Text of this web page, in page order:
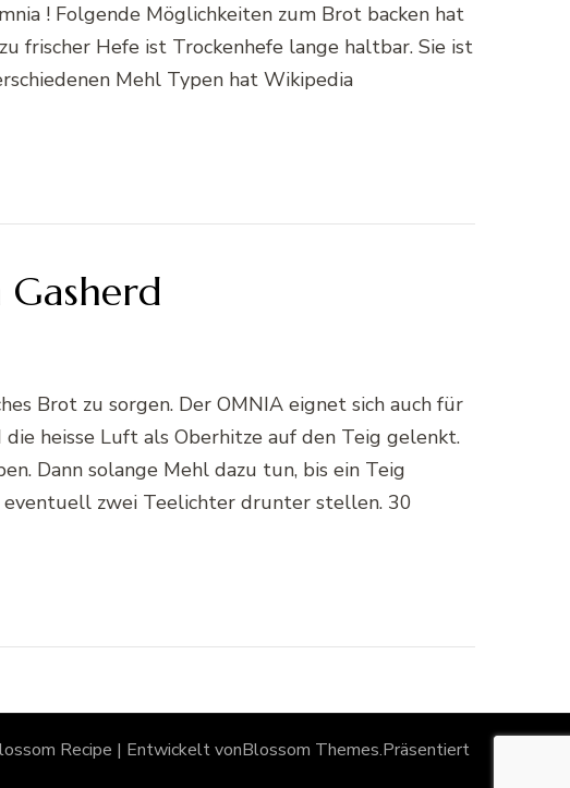
! Folgende Möglichkeiten zum Brot backen hat
frischer Hefe ist Trockenhefe lange haltbar. Sie ist
Mehl Typen hat Wikipedia
Brot zu sorgen. Der OMNIA eignet sich auch für
heisse Luft als Oberhitze auf den Teig gelenkt.
Dann solange Mehl dazu tun, bis ein Teig
eventuell zwei Teelichter drunter stellen. 30
Recipe | Entwickelt vonBlossom Themes.Präsentiert